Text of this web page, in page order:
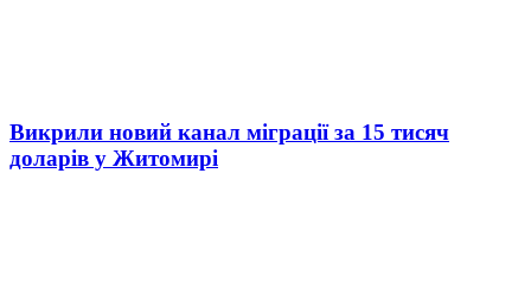
Викрили новий канал міграції за 15 тисяч
доларів у Житомирі